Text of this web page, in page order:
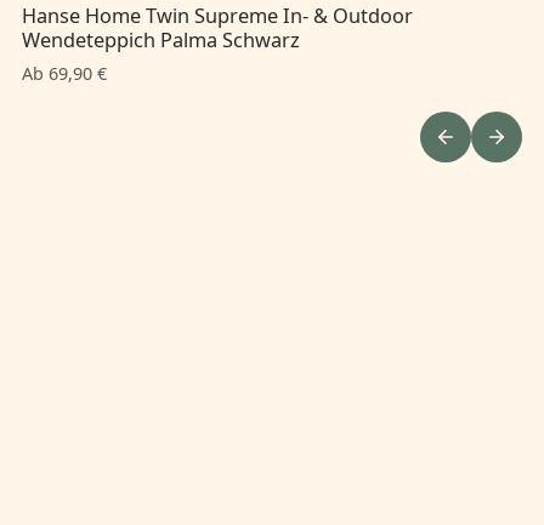
Hanse Home Twin Supreme In- & Outdoor
Wendeteppich Palma Schwarz
Ab 69,90 €